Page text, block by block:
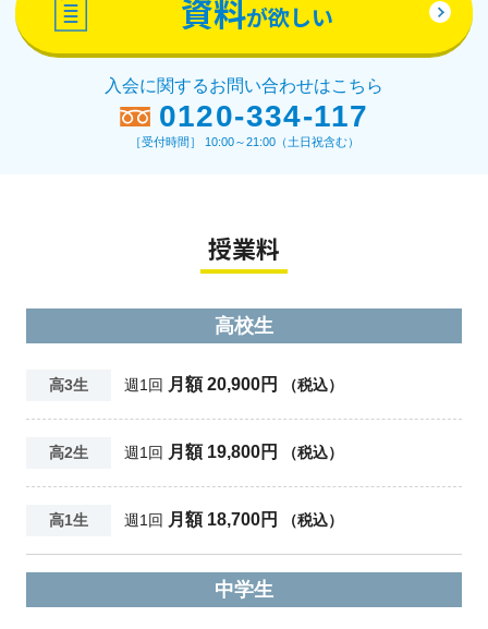
資料が欲しい
入会に関するお問い合わせはこちら
0120-334-117
［受付時間］ 10:00～21:00（土日祝含む）
授業料
高校生
高3生 週1回 月額 20,900円 （税込）
高2生 週1回 月額 19,800円 （税込）
高1生 週1回 月額 18,700円 （税込）
中学生